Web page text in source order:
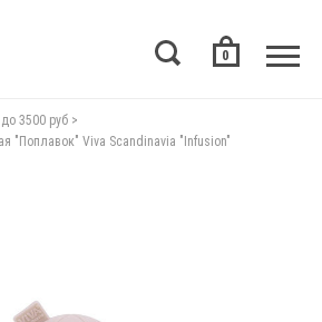
0
3500 руб
"Поплавок" Viva Scandinavia "Infusion"